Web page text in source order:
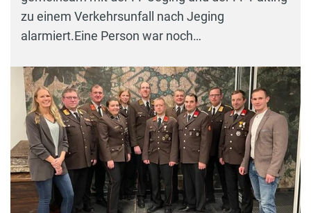
zu einem Verkehrsunfall nach Jeging
alarmiert.Eine Person war noch…